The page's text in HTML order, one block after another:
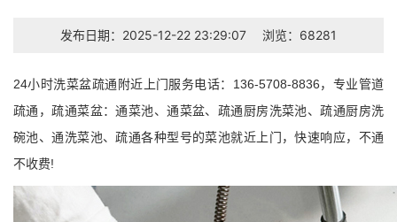
发布日期：2025-12-22 23:29:07 浏览：68281
24小时洗菜盆疏通附近上门服务电话：136-5708-8836，专业管道
疏通，疏通菜盆：通菜池、通菜盆、疏通厨房洗菜池、疏通厨房洗
碗池、通洗菜池、疏通各种型号的菜池就近上门，快速响应，不通
不收费!